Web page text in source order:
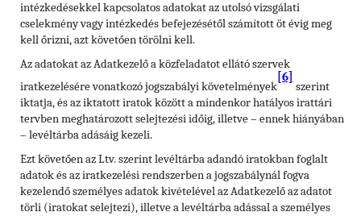
intézkedésekkel kapcsolatos adatokat az utolsó vizsgálati
cselekmény vagy intézkedés befejezésétől számított öt évig meg
kell őrizni, azt követően törölni kell.
Az adatokat az Adatkezelő a közfeladatot ellátó szervek
iratkezelésére vonatkozó jogszabályi követelmények
[6]
szerint
iktatja, és az iktatott iratok között a mindenkor hatályos irattári
tervben meghatározott selejtezési időig, illetve – ennek hiányában
– levéltárba adásáig kezeli.
Ezt követően az Ltv. szerint levéltárba adandó iratokban foglalt
adatok és az iratkezelési rendszerben a jogszabálynál fogva
kezelendő személyes adatok kivételével az Adatkezelő az adatot
törli (iratokat selejtezi), illetve a levéltárba adással a személyes